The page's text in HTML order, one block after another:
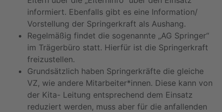
informiert. Ebenfalls gibt es eine Information/
Vorstellung der Springerkraft als Aushang.
Regelmäßig findet die sogenannte „AG Springer“
im Trägerbüro statt. Hierfür ist die Springerkraft
freizustellen.
Grundsätzlich haben Springerkräfte die gleiche
VZ, wie andere Mitarbeiter*innen. Diese kann von
der Kita- Leitung entsprechend dem Einsatz
reduziert werden, muss aber für die anfallenden